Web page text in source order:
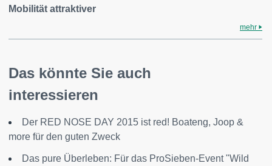
Mobilität attraktiver
mehr
Das könnte Sie auch
interessieren
Der RED NOSE DAY 2015 ist red! Boateng, Joop &
more für den guten Zweck
Das pure Überleben: Für das ProSieben-Event "Wild